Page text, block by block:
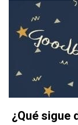
¿Qué sigue